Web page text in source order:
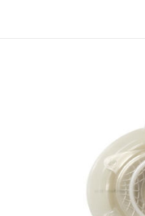
Þrýstingsvafningar